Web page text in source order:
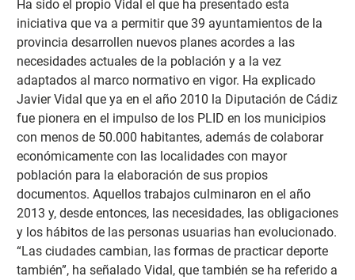
Ha sido el propio Vidal el que ha presentado esta
iniciativa que va a permitir que 39 ayuntamientos de la
provincia desarrollen nuevos planes acordes a las
necesidades actuales de la población y a la vez
adaptados al marco normativo en vigor. Ha explicado
Javier Vidal que ya en el año 2010 la Diputación de Cádiz
fue pionera en el impulso de los PLID en los municipios
con menos de 50.000 habitantes, además de colaborar
económicamente con las localidades con mayor
población para la elaboración de sus propios
documentos. Aquellos trabajos culminaron en el año
2013 y, desde entonces, las necesidades, las obligaciones
y los hábitos de las personas usuarias han evolucionado.
“Las ciudades cambian, las formas de practicar deporte
también”, ha señalado Vidal, que también se ha referido a